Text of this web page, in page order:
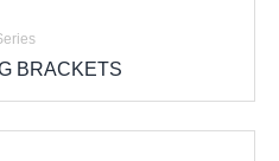
BRACKETS